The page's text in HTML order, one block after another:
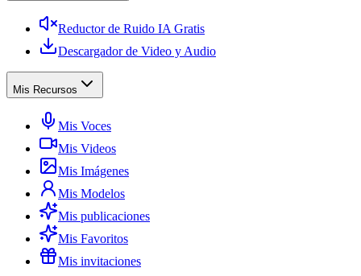
Reductor de Ruido IA Gratis
Descargador de Video y Audio
Mis Recursos
Mis Voces
Mis Videos
Mis Imágenes
Mis Modelos
Mis publicaciones
Mis Favoritos
Mis invitaciones